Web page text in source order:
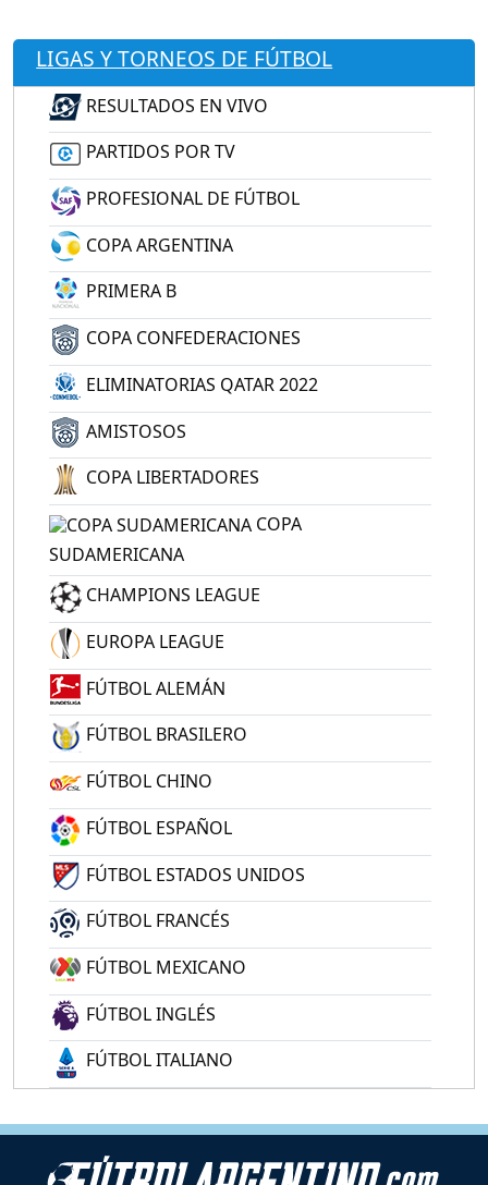
LIGAS Y TORNEOS DE FÚTBOL
RESULTADOS EN VIVO
PARTIDOS POR TV
PROFESIONAL DE FÚTBOL
COPA ARGENTINA
PRIMERA B
COPA CONFEDERACIONES
ELIMINATORIAS QATAR 2022
AMISTOSOS
COPA LIBERTADORES
COPA
SUDAMERICANA
CHAMPIONS LEAGUE
EUROPA LEAGUE
FÚTBOL ALEMÁN
FÚTBOL BRASILERO
FÚTBOL CHINO
FÚTBOL ESPAÑOL
FÚTBOL ESTADOS UNIDOS
FÚTBOL FRANCÉS
FÚTBOL MEXICANO
FÚTBOL INGLÉS
FÚTBOL ITALIANO